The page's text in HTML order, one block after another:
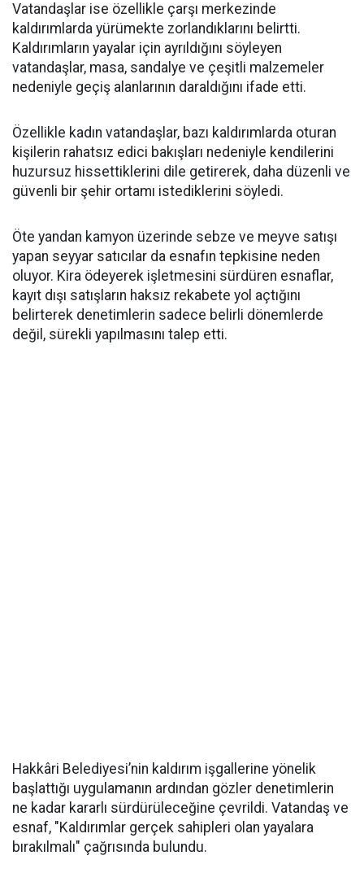
Vatandaşlar ise özellikle çarşı merkezinde
kaldırımlarda yürümekte zorlandıklarını belirtti.
Kaldırımların yayalar için ayrıldığını söyleyen
vatandaşlar, masa, sandalye ve çeşitli malzemeler
nedeniyle geçiş alanlarının daraldığını ifade etti.
Özellikle kadın vatandaşlar, bazı kaldırımlarda oturan
kişilerin rahatsız edici bakışları nedeniyle kendilerini
huzursuz hissettiklerini dile getirerek, daha düzenli ve
güvenli bir şehir ortamı istediklerini söyledi.
Öte yandan kamyon üzerinde sebze ve meyve satışı
yapan seyyar satıcılar da esnafın tepkisine neden
oluyor. Kira ödeyerek işletmesini sürdüren esnaflar,
kayıt dışı satışların haksız rekabete yol açtığını
belirterek denetimlerin sadece belirli dönemlerde
değil, sürekli yapılmasını talep etti.
Hakkâri Belediyesi’nin kaldırım işgallerine yönelik
başlattığı uygulamanın ardından gözler denetimlerin
ne kadar kararlı sürdürüleceğine çevrildi. Vatandaş ve
esnaf, "Kaldırımlar gerçek sahipleri olan yayalara
bırakılmalı" çağrısında bulundu.